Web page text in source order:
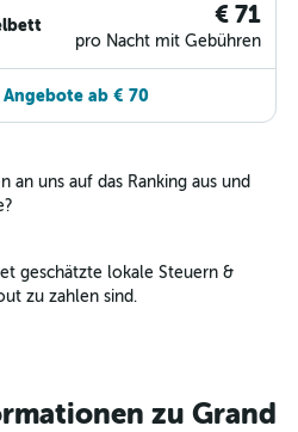
€ 71
pro Nacht mit Gebühren
ab € 70
an uns auf das Ranking aus und
geschätzte lokale Steuern &
zu zahlen sind.
zu Grand